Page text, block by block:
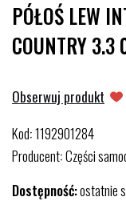
PÓŁOŚ LEW
COUNTRY 3.3
Obserwuj produkt
Kod:1192901284
Producent:Części
Dostępność:ostatnie